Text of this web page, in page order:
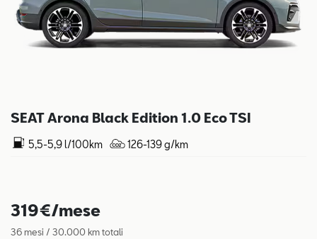
SEAT Arona Black Edition 1.0 Eco TSI
5,5-5,9 l/100km 126-139 g/km
319€/mese
36 mesi / 30.000 km totali